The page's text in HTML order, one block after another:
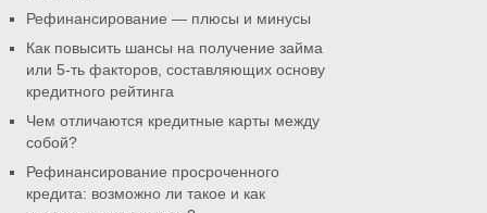
Рефинансирование — плюсы и минусы
Как повысить шансы на получение займа
или 5-ть факторов, составляющих основу
кредитного рейтинга
Чем отличаются кредитные карты между
собой?
Рефинансирование просроченного
кредита: возможно ли такое и как